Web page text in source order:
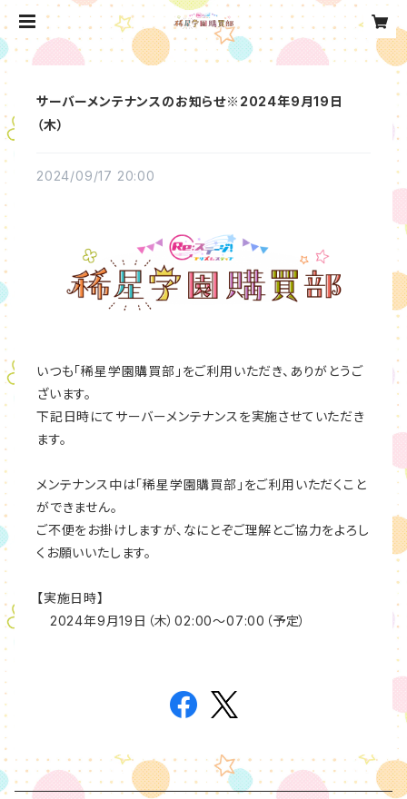
サーバーメンテナンスのお知らせ※2024年9月19日
（木）
2024/09/17 20:00
いつも「稀星学園購買部」をご利用いただき、ありがとうご
ざいます。
下記日時にてサーバーメンテナンスを実施させていただき
ます。
メンテナンス中は「稀星学園購買部」をご利用いただくこと
ができません。
ご不便をお掛けしますが、なにとぞご理解とご協力をよろし
くお願いいたします。
【実施日時】
2024年9月19日（木）02:00～07:00（予定）